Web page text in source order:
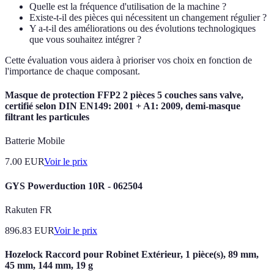
Quelle est la fréquence d'utilisation de la machine ?
Existe-t-il des pièces qui nécessitent un changement régulier ?
Y a-t-il des améliorations ou des évolutions technologiques
que vous souhaitez intégrer ?
Cette évaluation vous aidera à prioriser vos choix en fonction de
l'importance de chaque composant.
Masque de protection FFP2 2 pièces 5 couches sans valve,
certifié selon DIN EN149: 2001 + A1: 2009, demi-masque
filtrant les particules
Batterie Mobile
7.00 EURVoir le prix
GYS Powerduction 10R - 062504
Rakuten FR
896.83 EURVoir le prix
Hozelock Raccord pour Robinet Extérieur, 1 pièce(s), 89 mm,
45 mm, 144 mm, 19 g